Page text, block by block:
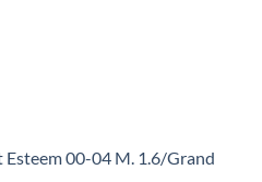
00-04 M. 1.6/Grand